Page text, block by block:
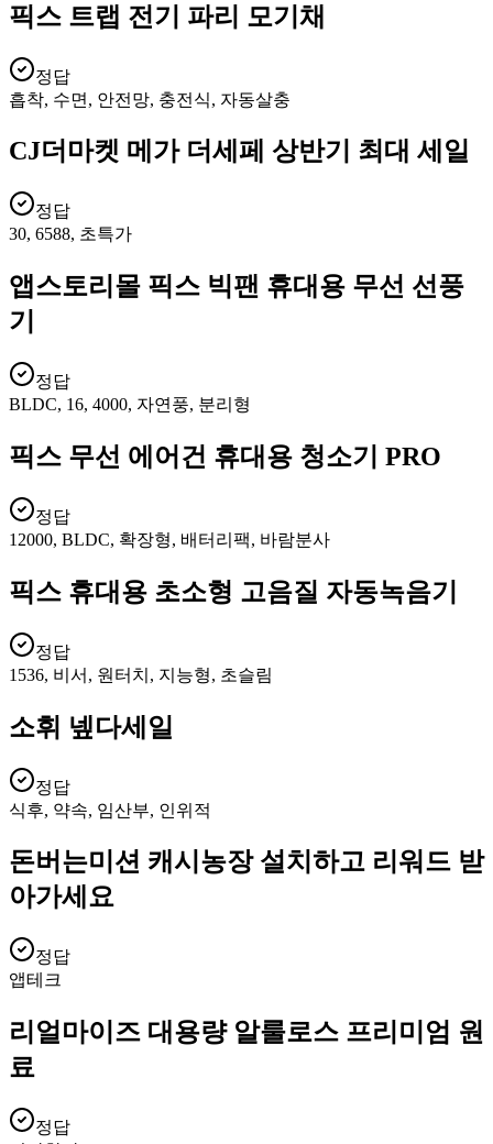
픽스 트랩 전기 파리 모기채
정답
흡착, 수면, 안전망, 충전식, 자동살충
CJ더마켓 메가 더세페 상반기 최대 세일
정답
30, 6588, 초특가
앱스토리몰 픽스 빅팬 휴대용 무선 선풍
기
정답
BLDC, 16, 4000, 자연풍, 분리형
픽스 무선 에어건 휴대용 청소기 PRO
정답
12000, BLDC, 확장형, 배터리팩, 바람분사
픽스 휴대용 초소형 고음질 자동녹음기
정답
1536, 비서, 원터치, 지능형, 초슬림
소휘 넾다세일
정답
식후, 약속, 임산부, 인위적
돈버는미션 캐시농장 설치하고 리워드 받
아가세요
정답
앱테크
리얼마이즈 대용량 알룰로스 프리미엄 원
료
정답